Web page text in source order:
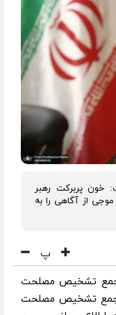
پربرکت رهبر
موجی از آگاهی را به
پ
مجمع تشخیص مصلحت
مجمع تشخیص مصلحت